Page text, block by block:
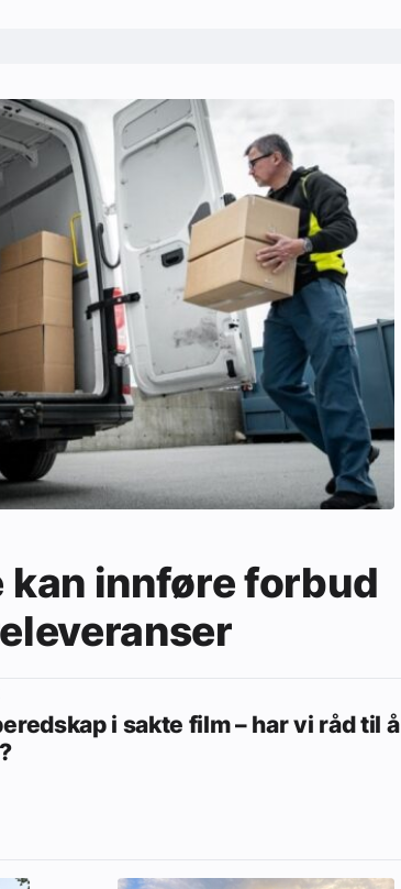
kan innføre forbud
i sakte film – har vi råd til å